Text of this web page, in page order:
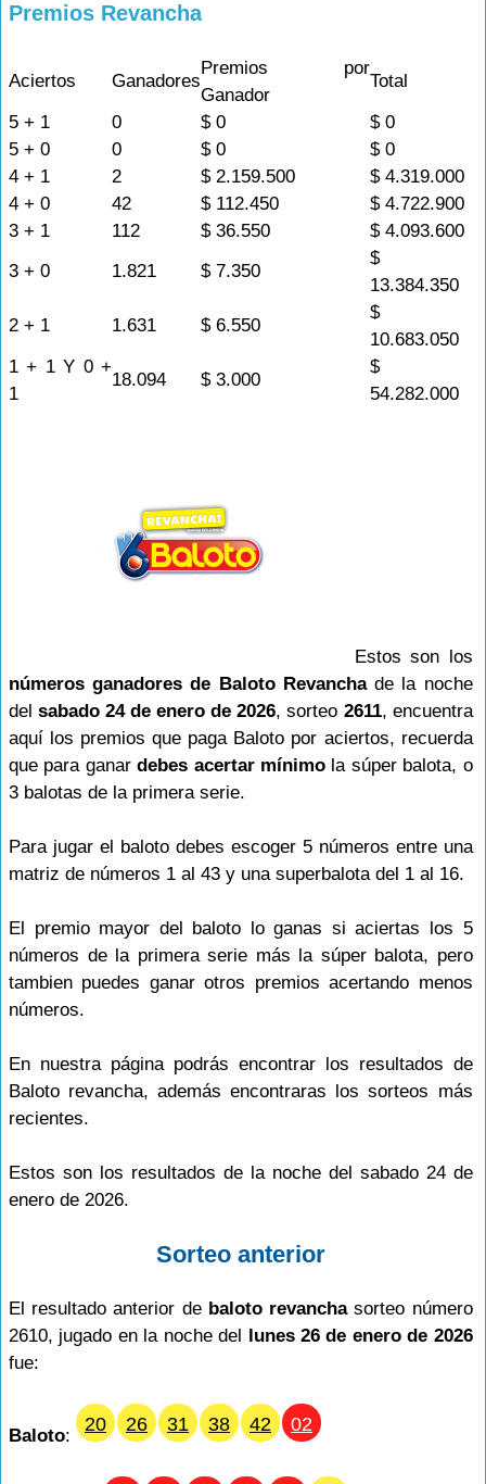
Premios Revancha
Aciertos Ganadores
Premios por
Ganador
Total
5 + 1
0 $ 0
$ 0
5 + 0
0 $ 0
$ 0
4 + 1
2 $ 2.159.500
$ 4.319.000
4 + 0
42 $ 112.450
$ 4.722.900
3 + 1
112 $ 36.550
$ 4.093.600
3 + 0
1.821 $ 7.350
$
13.384.350
2 + 1
1.631 $ 6.550
$
10.683.050
1 + 1 Y 0 +
1
18.094 $ 3.000
$
54.282.000
Estos son los
números ganadores de Baloto Revanchade la noche
delsabado 24 de enero de 2026, sorteo 2611, encuentra
aquí los premios que paga Baloto por aciertos, recuerda
que para ganardebes acertar mínimo la súper balota, o
3 balotas de la primera serie.
Para jugar el baloto debes escoger 5 números entre una
matriz de números 1 al 43 y una superbalota del 1 al 16.
El premio mayor del baloto lo ganas si aciertas los 5
números de la primera serie más la súper balota, pero
tambien puedes ganar otros premios acertando menos
números.
En nuestra página podrás encontrar los resultados de
Baloto revancha, además encontraras los sorteos más
recientes.
Estos son los resultados de la noche del sabado 24 de
enero de 2026.
Sorteo anterior
El resultado anterior de baloto revanchasorteo número
2610, jugado en la noche del lunes 26 de enero de 2026
fue:
Baloto:
20 26 31 38 42 02